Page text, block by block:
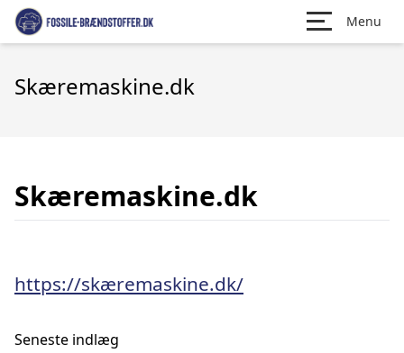
Menu
Skæremaskine.dk
Skæremaskine.dk
https://skæremaskine.dk/
Seneste indlæg